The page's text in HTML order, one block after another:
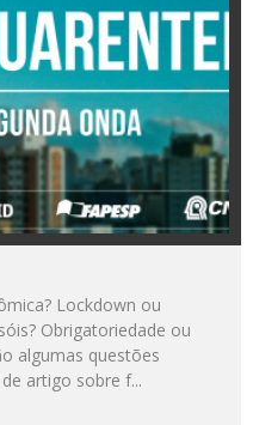
Lockdown ou
Obrigatoriedade ou
algumas questões
artigo sobre f...